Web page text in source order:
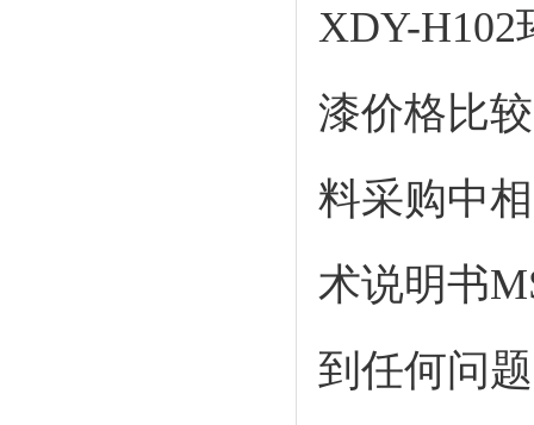
XDY-
漆价格比
料采购中
术说明书
到任何问